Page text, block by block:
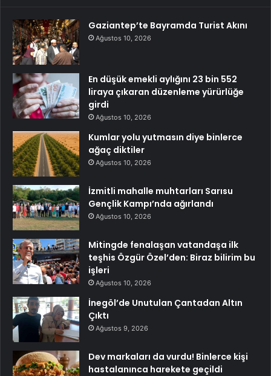
Gaziantep’te Bayramda Turist Akını
Ağustos 10, 2026
En düşük emekli aylığını 23 bin 552
liraya çıkaran düzenleme yürürlüğe
girdi
Ağustos 10, 2026
Kumlar yolu yutmasın diye binlerce
ağaç diktiler
Ağustos 10, 2026
İzmitli mahalle muhtarları Sarısu
Gençlik Kampı’nda ağırlandı
Ağustos 10, 2026
Mitingde fenalaşan vatandaşa ilk
teşhis Özgür Özel’den: Biraz bilirim bu
işleri
Ağustos 10, 2026
İnegöl’de Unutulan Çantadan Altın
Çıktı
Ağustos 9, 2026
Dev markaları da vurdu! Binlerce kişi
hastalanınca harekete geçildi